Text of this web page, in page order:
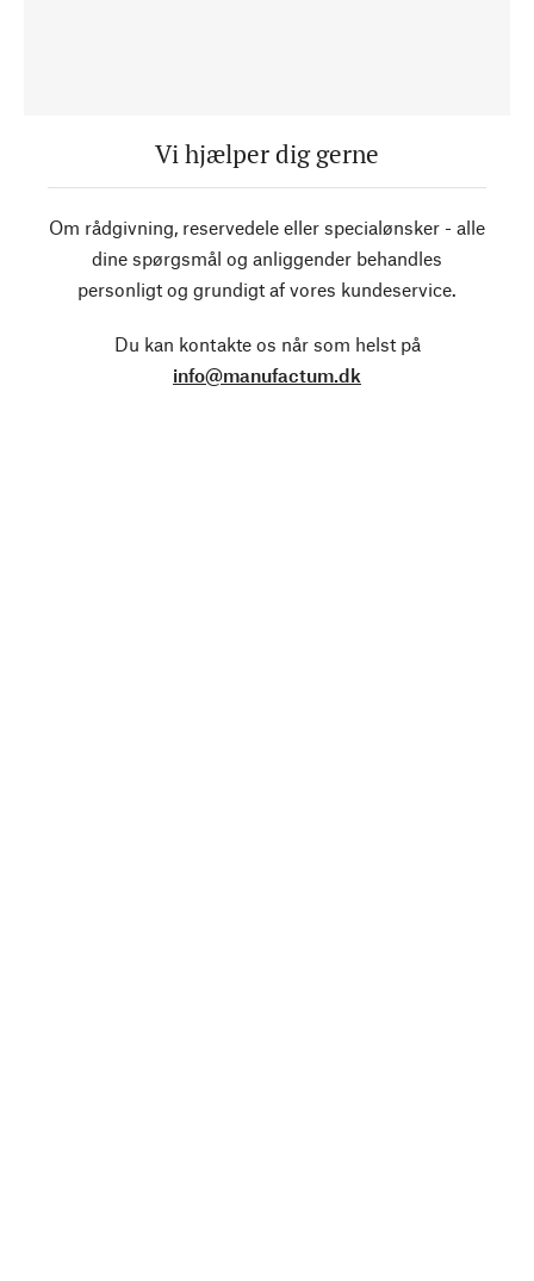
Vi hjælper dig gerne
Om rådgivning, reservedele eller specialønsker - alle
dine spørgsmål og anliggender behandles
personligt og grundigt af vores kundeservice.
Du kan kontakte os når som helst på
info@manufactum.dk